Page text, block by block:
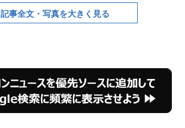
記事全文・写真を大きく見る